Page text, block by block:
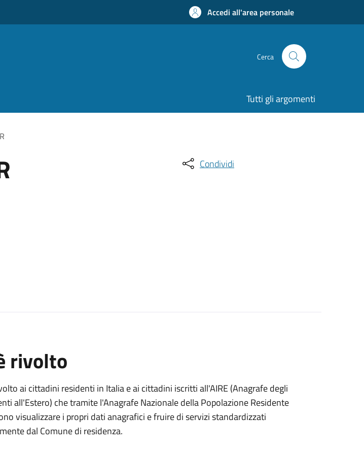
Accedi all'area personale
Cerca
Tutti gli argomenti
Condividi
rivolto
ai cittadini residenti in Italia e ai cittadini iscritti all'AIRE (Anagrafe degli
all'Estero) che tramite l'Anagrafe Nazionale della Popolazione Residente
visualizzare i propri dati anagrafici e fruire di servizi standardizzati
dal Comune di residenza.